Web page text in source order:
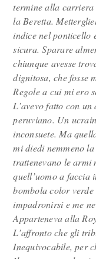
termine alla
la Beretta.
indice nel ponticello
sicura. Sparare
chiunque avesse
dignitosa, che fosse
Regole a cui mi ero
L’avevo fatto con
peruviano. Un
inconsuete. Ma
mi diedi nemmeno
trattenevano le armi
quell’uomo a faccia
bombola color
impadronirsi e me
Apparteneva alla
L’affronto che gli
Inequivocabile, per